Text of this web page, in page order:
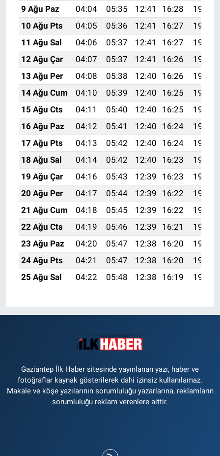
9 Ağu Paz
04:04 05:35 12:41 16:28
19:37
10 Ağu Pts
04:05 05:36 12:41 16:27
19:36
11 Ağu Sal
04:06 05:37 12:41 16:27
19:35
12 Ağu Çar
04:07 05:37 12:41 16:26
19:34
13 Ağu Per
04:08 05:38 12:40 16:26
19:33
14 Ağu Cum
04:10 05:39 12:40 16:25
19:32
15 Ağu Cts
04:11 05:40 12:40 16:25
19:30
16 Ağu Paz
04:12 05:41 12:40 16:24
19:29
17 Ağu Pts
04:13 05:42 12:40 16:24
19:28
18 Ağu Sal
04:14 05:42 12:40 16:23
19:27
19 Ağu Çar
04:16 05:43 12:39 16:23
19:25
20 Ağu Per
04:17 05:44 12:39 16:22
19:24
21 Ağu Cum
04:18 05:45 12:39 16:22
19:23
22 Ağu Cts
04:19 05:46 12:39 16:21
19:21
23 Ağu Paz
04:20 05:47 12:38 16:20
19:20
24 Ağu Pts
04:21 05:47 12:38 16:20
19:19
25 Ağu Sal
04:22 05:48 12:38 16:19 19:17
Gaziantep İlk Haber sitesinde yayınlanan yazı, haber ve
fotoğraflar kaynak gösterilerek dahi izinsiz kullanılamaz.
Makale ve köşe yazılarının sorumluluğu yazarlarına, reklamların
sorumluluğu reklam verenlere aittir.